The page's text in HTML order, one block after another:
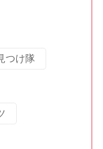
つけ隊